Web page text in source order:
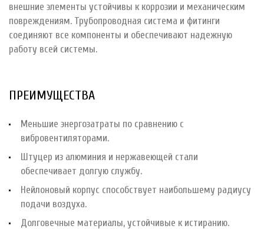
внешние элементы устойчивы к коррозии и механическим
повреждениям. Трубопроводная система и фитинги
соединяют все компоненты и обеспечивают надежную
работу всей системы.
ПРЕИМУЩЕСТВА
Меньшие энергозатраты по сравнению с
вибровентиляторами.
Штуцер из алюминия и нержавеющей стали
обеспечивает долгую службу.
Нейлоновый корпус способствует наибольшему радиусу
подачи воздуха.
Долговечные материалы, устойчивые к истиранию.